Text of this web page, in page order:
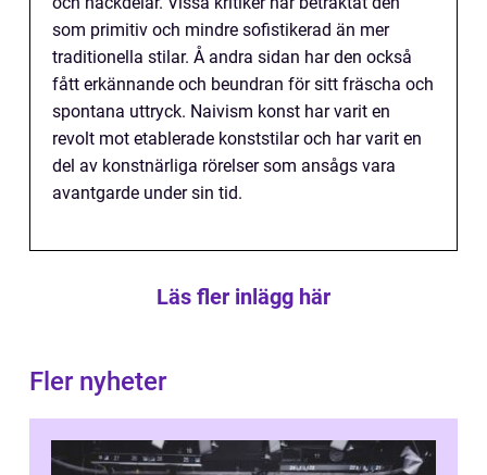
som primitiv och mindre sofistikerad än mer
traditionella stilar. Å andra sidan har den också
fått erkännande och beundran för sitt fräscha och
spontana uttryck. Naivism konst har varit en
revolt mot etablerade konststilar och har varit en
del av konstnärliga rörelser som ansågs vara
avantgarde under sin tid.
Läs fler inlägg här
Fler nyheter